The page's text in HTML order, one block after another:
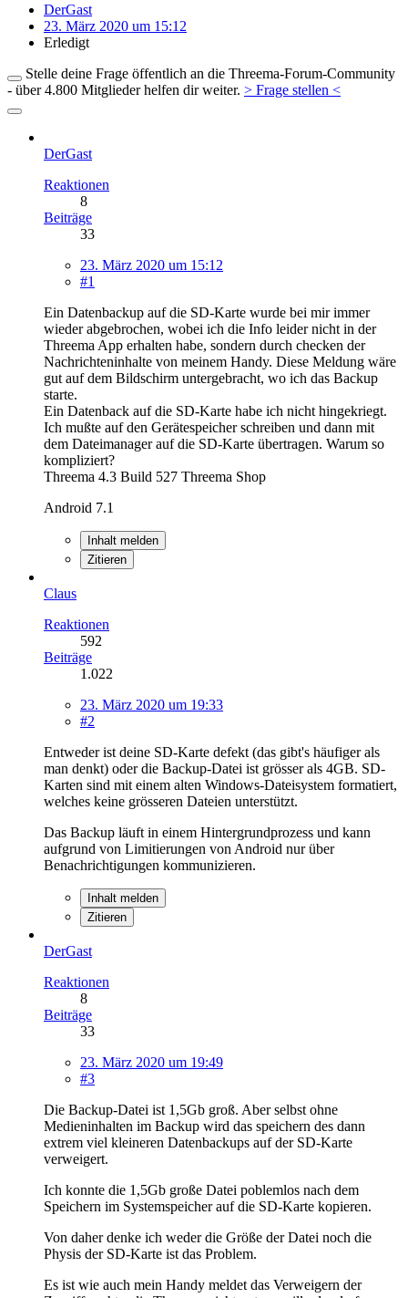
DerGast
23. März 2020 um 15:12
Erledigt
Stelle deine Frage öffentlich an die Threema-Forum-Community
- über 4.800 Mitglieder helfen dir weiter. > Frage stellen <
DerGast
Reaktionen
8
Beiträge
33
23. März 2020 um 15:12
#1
Ein Datenbackup auf die SD-Karte wurde bei mir immer
wieder abgebrochen, wobei ich die Info leider nicht in der
Threema App erhalten habe, sondern durch checken der
Nachrichteninhalte von meinem Handy. Diese Meldung wäre
gut auf dem Bildschirm untergebracht, wo ich das Backup
starte.
Ein Datenback auf die SD-Karte habe ich nicht hingekriegt.
Ich mußte auf den Gerätespeicher schreiben und dann mit
dem Dateimanager auf die SD-Karte übertragen. Warum so
kompliziert?
Threema 4.3 Build 527 Threema Shop
Android 7.1
Inhalt melden
Zitieren
Claus
Reaktionen
592
Beiträge
1.022
23. März 2020 um 19:33
#2
Entweder ist deine SD-Karte defekt (das gibt's häufiger als
man denkt) oder die Backup-Datei ist grösser als 4GB. SD-
Karten sind mit einem alten Windows-Dateisystem formatiert,
welches keine grösseren Dateien unterstützt.
Das Backup läuft in einem Hintergrundprozess und kann
aufgrund von Limitierungen von Android nur über
Benachrichtigungen kommunizieren.
Inhalt melden
Zitieren
DerGast
Reaktionen
8
Beiträge
33
23. März 2020 um 19:49
#3
Die Backup-Datei ist 1,5Gb groß. Aber selbst ohne
Medieninhalten im Backup wird das speichern des dann
extrem viel kleineren Datenbackups auf der SD-Karte
verweigert.
Ich konnte die 1,5Gb große Datei poblemlos nach dem
Speichern im Systemspeicher auf die SD-Karte kopieren.
Von daher denke ich weder die Größe der Datei noch die
Physis der SD-Karte ist das Problem.
Es ist wie auch mein Handy meldet das Verweigern der